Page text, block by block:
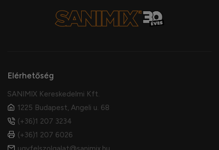
Elérhetőség
SANIMIX Kereskedelmi Kft.
1225 Budapest, Angeli u. 68
(+36)1 207 3234
(+36)1 207 6026